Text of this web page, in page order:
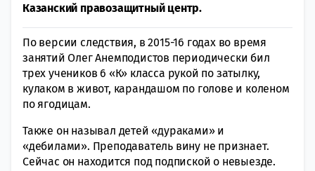
Казанский правозащитный центр.
По версии следствия, в 2015-16 годах во время
занятий Олег Анемподистов периодически бил
трех учеников 6 «К» класса рукой по затылку,
кулаком в живот, карандашом по голове и коленом
по ягодицам.
Также он называл детей «дураками» и
«дебилами». Преподаватель вину не признает.
Сейчас он находится под подпиской о невыезде.